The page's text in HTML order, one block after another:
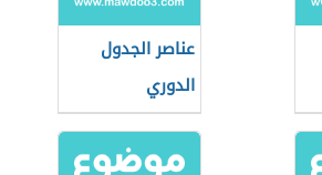
عناصر الجدول
الدوري